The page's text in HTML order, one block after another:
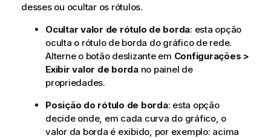
desses ou ocultar os rótulos.
Ocultar valor de rótulo de borda: esta opção
oculta o rótulo de borda do gráfico de rede.
Alterne o botão deslizante em Configurações >
Exibir valor de bordano painel de
propriedades.
Posição do rótulo de borda: esta opção
decide onde, em cada curva do gráfico, o
valor da borda é exibido, por exemplo: acima